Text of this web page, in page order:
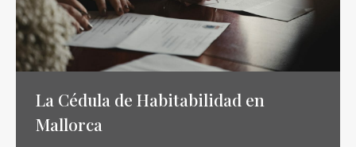
La Cédula de Habitabilidad en
Mallorca